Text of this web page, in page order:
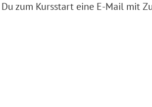
zum Kursstart eine E-Mail mit